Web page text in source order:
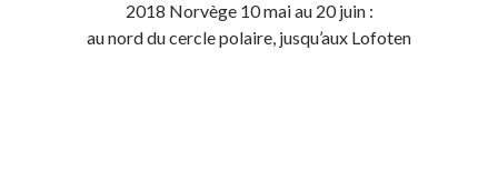
2018 Norvège 10 mai au 20 juin :
au nord du cercle polaire, jusqu’aux Lofoten